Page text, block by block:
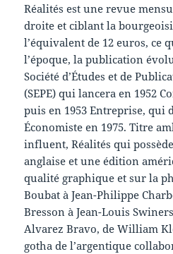
Réalités est une revue
droite et ciblant la
l’équivalent de 12 euros, ce
l’époque, la publication
Société d’Études et de
(SEPE) qui lancera en 1952
puis en 1953 Entreprise, qui
Économiste en 1975. Titre
influent, Réalités qui
anglaise et une édition
qualité graphique et sur la
Boubat à Jean-Philippe
Bresson à Jean-Louis
Alvarez Bravo, de William
gotha de l’argentique